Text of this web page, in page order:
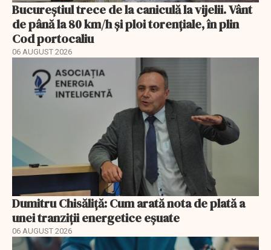
Bucureștiul trece de la caniculă la vijelii. Vânt
de până la 80 km/h și ploi torențiale, în plin
Cod portocaliu
06 AUGUST 2026
Dumitru Chisăliță: Cum arată nota de plată a
unei tranziții energetice eșuate
06 AUGUST 2026